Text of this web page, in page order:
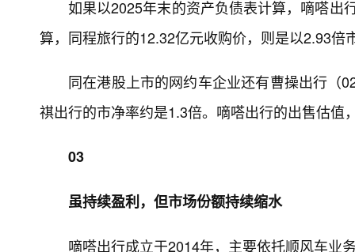
如果以2025年末的资产负债表计算，嘀嗒出
算，同程旅行的12.32亿元收购价，则是以2.93倍
同在港股上市的网约车企业还有曹操出行（
祺出行的市净率约是1.3倍。嘀嗒出行的出售估值
03
虽持续盈利，但市场份额持续缩水
嘀嗒出行成立于2014年，主要依托顺风车业